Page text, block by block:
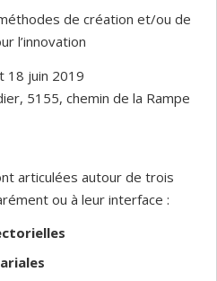
de création et/ou de
l’innovation
18 juin 2019
5155, chemin de la Rampe
articulées autour de trois
ou à leur interface :